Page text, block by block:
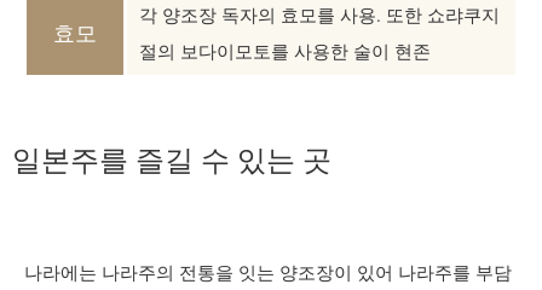
효모
각 양조장 독자의 효모를 사용. 또한 쇼랴쿠지
절의 보다이모토를 사용한 술이 현존
일본주를 즐길 수 있는 곳
나라에는 나라주의 전통을 잇는 양조장이 있어 나라주를 부담